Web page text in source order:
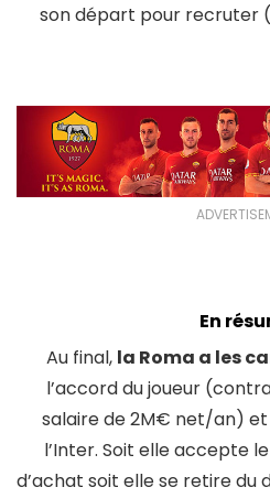
son départ pour recruter
En
Au final, la Roma a les
l’accord du joueur
salaire de 2M€ net/an)
l’Inter. Soit elle accepte
d’achat soit elle se retire du